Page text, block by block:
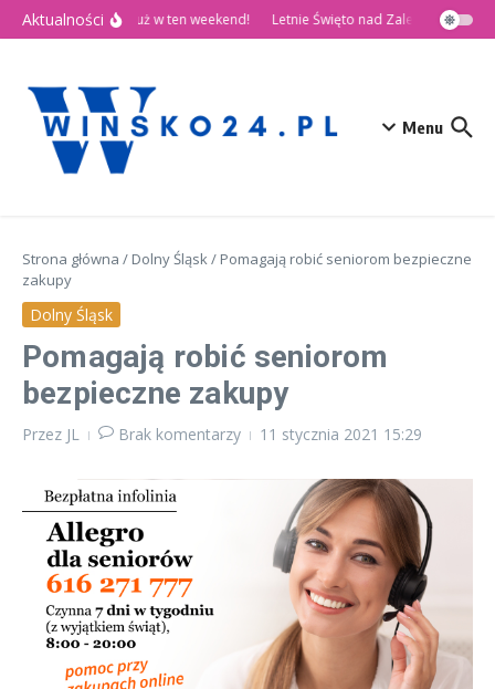
Przejdź do treści
Aktualności
🎉 Dni Wińska 2026 już w ten weekend! Letnie Święto nad Zalewem Słup
Menu
Strona główna / Dolny Śląsk/ Pomagają robić seniorom bezpieczne
zakupy
Dolny Śląsk
Pomagają robić seniorom
bezpieczne zakupy
Przez JL Brak komentarzy 11 stycznia 2021 15:29